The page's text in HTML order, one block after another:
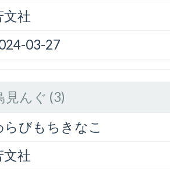
文社
03-27
見んぐ (3)
らびもちきなこ
文社